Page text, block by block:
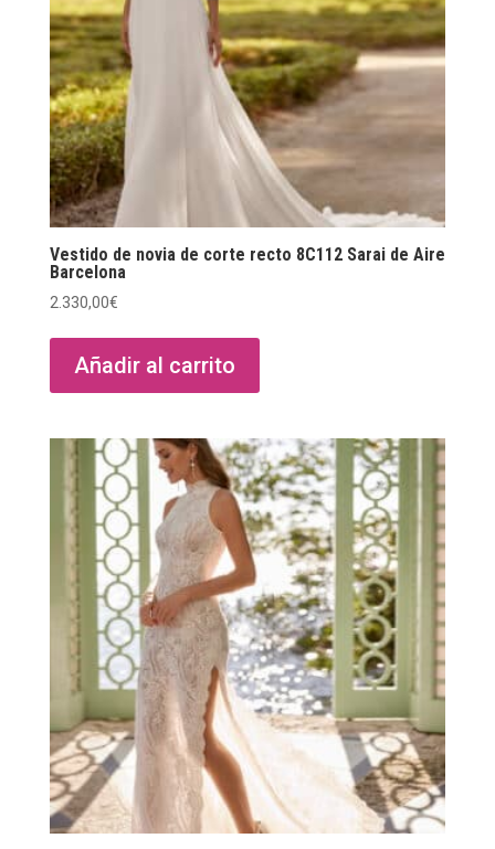
Vestido de novia de corte recto 8C112 Sarai de Aire
Barcelona
2.330,00€
Añadir al carrito